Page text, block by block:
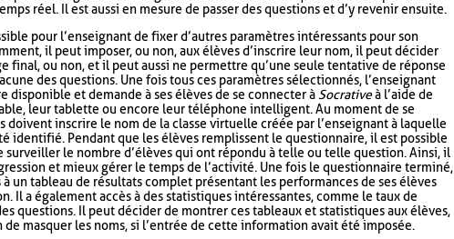
réel. Il est aussi en mesure de passer des questions et d’y revenir ensuite.
pour l’enseignant de fixer d’autres paramètres intéressants pour son
il peut imposer, ou non, aux élèves d’inscrire leur nom, il peut décider
final, ou non, et il peut aussi ne permettre qu’une seule tentative de réponse
des questions. Une fois tous ces paramètres sélectionnés, l’enseignant
disponible et demande à ses élèves de se connecter àSocrativeà l’aide de
leur tablette ou encore leur téléphone intelligent. Au moment de se
doivent inscrire le nom de la classe virtuelle créée par l’enseignant à laquelle
identifié. Pendant que les élèves remplissent le questionnaire, il est possible
surveiller le nombre d’élèves qui ont répondu à telle ou telle question. Ainsi, il
et mieux gérer le temps de l’activité. Une fois le questionnaire terminé,
à un tableau de résultats complet présentant les performances de ses élèves
Il a également accès à des statistiques intéressantes, comme le taux de
questions. Il peut décider de montrer ces tableaux et statistiques aux élèves,
masquer les noms, si l’entrée de cette information avait été imposée.